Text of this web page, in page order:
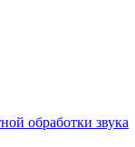
обработки звука